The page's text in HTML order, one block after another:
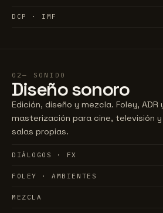
DCP · IMF
02 SONIDO
Diseñosonoro
Edición, diseño y mezcla. Foley, ADR
masterización para cine, televisión y
salas propias.
DIÁLOGOS · FX
FOLEY · AMBIENTES
MEZCLA